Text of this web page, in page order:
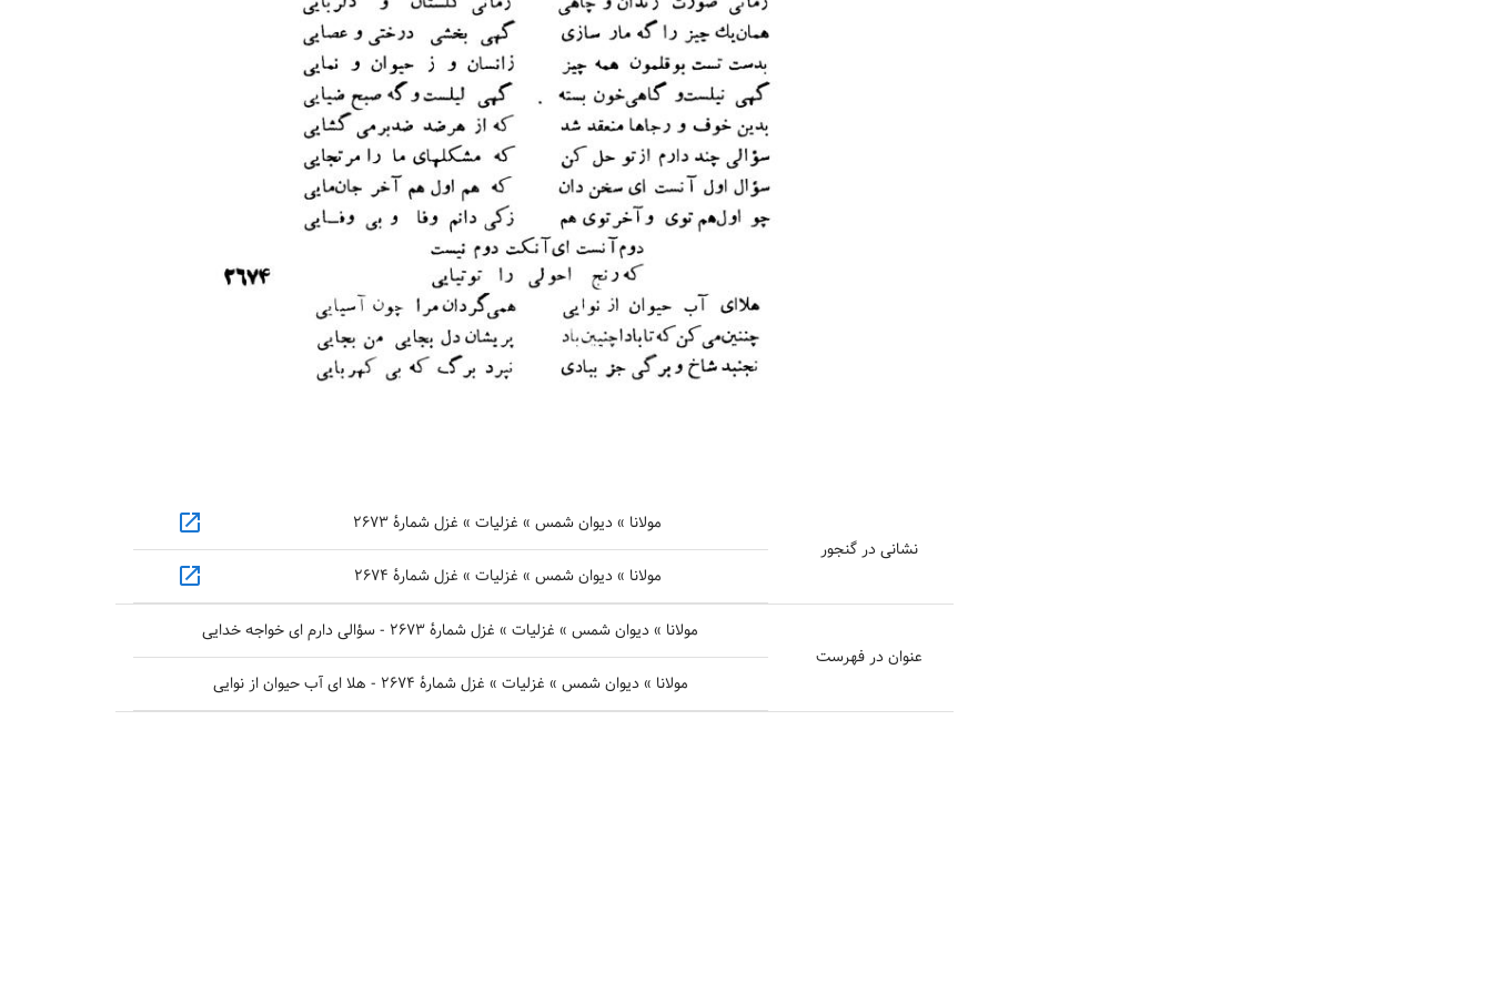
نشانی در گنجور
مولانا » دیوان شمس » غزلیات » غزل شمارهٔ ۲۶۷۳ open_in_new
مولانا » دیوان شمس » غزلیات » غزل شمارهٔ ۲۶۷۴ open_in_new
عنوان در فهرست
مولانا » دیوان شمس » غزلیات » غزل شمارهٔ ۲۶۷۳ - سؤالی دارم ای خواجه خدایی
مولانا » دیوان شمس » غزلیات » غزل شمارهٔ ۲۶۷۴ - هلا ای آب حیوان از نوایی